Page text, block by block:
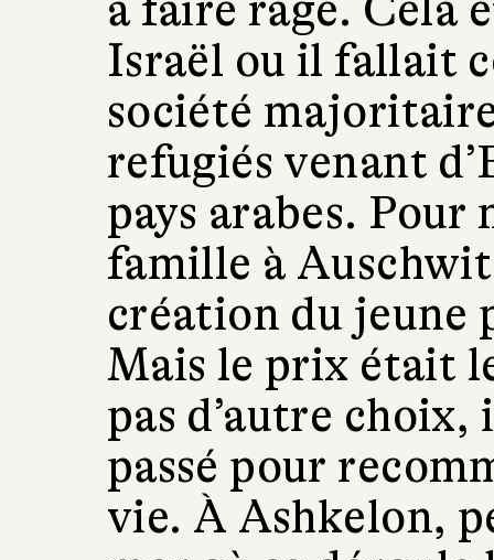
Israël ou il fallait
société
refugiés venant
pays arabes. Pour
famille à
création du jeune
Mais le prix était
pas d’autre
passé pour
vie. À Ashkelon,